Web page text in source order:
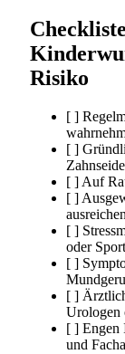
Risiko
[ ]
[ ]
[ ] Auf
[ ]
[ ]
oder Sport
[ ]
[ ]
Urologen
[ ] Engen
und